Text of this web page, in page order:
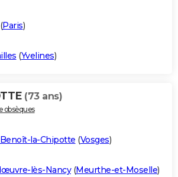
(Paris)
(Yvelines)
(73 ans)
obsèques
la-Chipotte (Vosges)
lès-Nancy(Meurthe-et-Moselle)